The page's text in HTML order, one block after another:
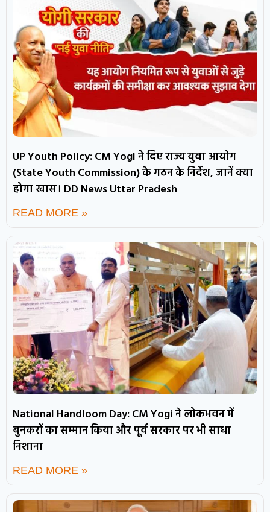
UP Youth Policy: CM Yogi ने दिए राज्य युवा आयोग
(State Youth Commission) के गठन के निर्देश, जानें क्या
होगा खास। DD News Uttar Pradesh
READ MORE »
National Handloom Day: CM Yogi ने लोकभवन में
बुनकरों का सम्मान किया और पूर्व सरकार पर भी साधा
निशाना
READ MORE »